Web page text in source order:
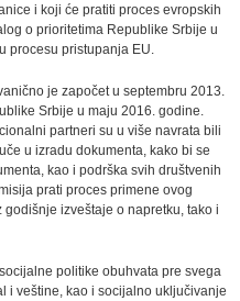
i koji će pratiti proces evropskih
o prioritetima Republike Srbije u
procesu pristupanja EU.
je započet u septembru 2013.
Srbije u maju 2016. godine.
partneri su u više navrata bili
u izradu dokumenta, kako bi se
kao i podrška svih društvenih
prati proces primene ovog
izveštaje o napretku, tako i
politike obuhvata pre svega
i veštine, kao i socijalno uključivanje